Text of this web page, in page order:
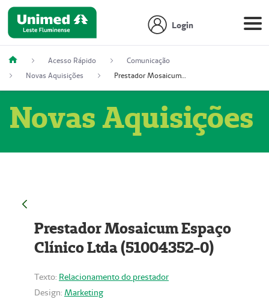
Login
Acesso Rápido
Comunicação
Novas Aquisições
Prestador Mosaicum Espaço Clínico Ltda (51004352-0)
Novas Aquisições
Prestador Mosaicum Espaço
Clínico Ltda (51004352-0)
Texto: Relacionamento do prestador
Design: Marketing